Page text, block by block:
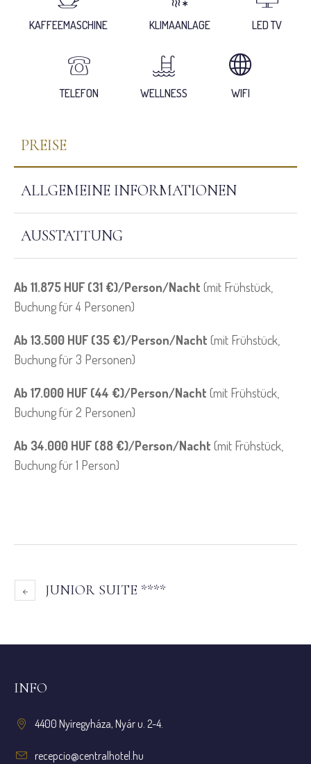
KAFFEEMASCHINE KLIMAANLAGE LED TV
TELEFON WELLNESS WIFI
PREISE
ALLGEMEINE INFORMATIONEN
AUSSTATTUNG
Ab 11.875 HUF (31 €)/Person/Nacht (mit Frühstück,
Buchung für 4 Personen)
Ab 13.500 HUF (35 €)/Person/Nacht (mit Frühstück,
Buchung für 3 Personen)
Ab 17.000 HUF (44 €)/Person/Nacht (mit Frühstück,
Buchung für 2 Personen)
Ab 34.000 HUF (88 €)/Person/Nacht (mit Frühstück,
Buchung für 1 Person)
JUNIOR SUITE ****
INFO
4400 Nyíregyháza, Nyár u. 2-4.
recepcio@centralhotel.hu